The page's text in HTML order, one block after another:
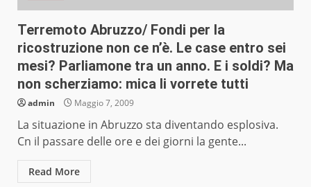
Terremoto Abruzzo/ Fondi per la
ricostruzione non ce n’è. Le case entro sei
mesi? Parliamone tra un anno. E i soldi? Ma
non scherziamo: mica li vorrete tutti
admin Maggio 7, 2009
La situazione in Abruzzo sta diventando esplosiva.
Cn il passare delle ore e dei giorni la gente...
Read More